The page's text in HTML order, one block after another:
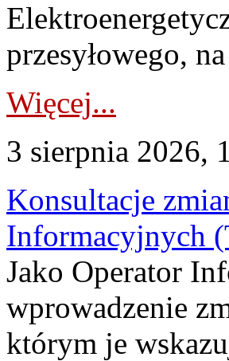
przesyłowego,
Więcej...
3 sierpnia 2026,
Konsultacje
Informacyjnych
Jako Operator
wprowadzenie
którym je